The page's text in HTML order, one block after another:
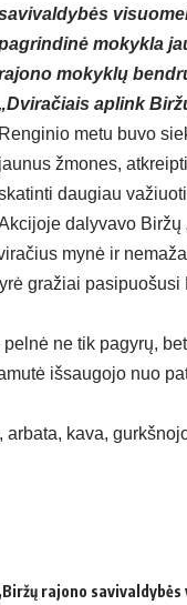
mokykla
mokyklų
aplink
Renginio metu buvo
jaunus žmones,
daugiau
dalyvavo Biržų
mynė ir
gražiai
ne tik pagyrų,
išsaugojo nuo
kava,
Biržų rajono